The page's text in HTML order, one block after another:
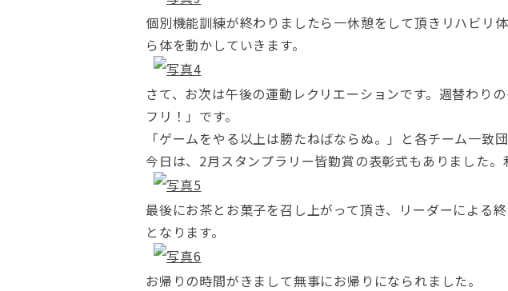
個別機能訓練が終わりましたら一休憩をして頂きリハビリ
ら体を動かしていきます。
さて、お次は午後の運動レクリエーションです。週替わり
フリ！」です。
「ゲームをやる以上は勝たねばならぬ。」と各チーム一致
今日は、2月スタンプラリー皆勤賞の表彰式もありました
最後にお茶とお菓子を召し上がって頂き、リーダーによる
となります。
お帰りの時間がきまして無事にお帰りになられました。